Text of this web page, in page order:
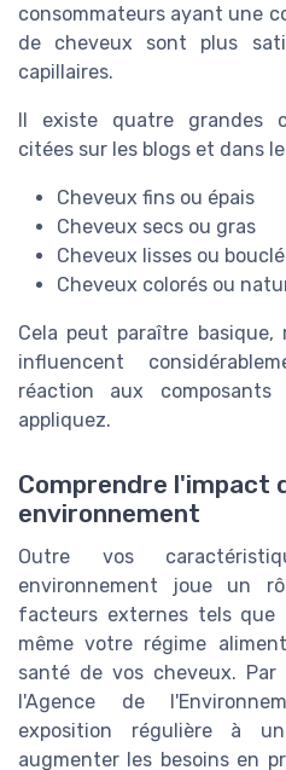
consommateurs ayant une
de cheveux sont plus
capillaires.
Il existe quatre grandes
citées sur les blogs et dans
Cheveux fins ou épais
Cheveux secs ou gras
Cheveux lisses ou
Cheveux colorés ou
Cela peut paraître basique,
influencent
réaction aux
appliquez.
Comprendre l'impact
environnement
Outre vos
environnement joue un
facteurs externes tels que
même votre régime
santé de vos cheveux. Par
l'Agence de
exposition régulière à
augmenter les besoins en